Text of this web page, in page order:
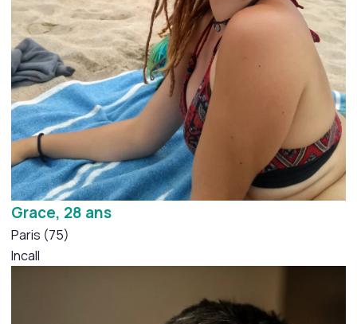
Grace, 28 ans
Paris (75)
Incall